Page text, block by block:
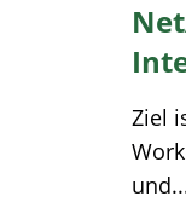
Ziel